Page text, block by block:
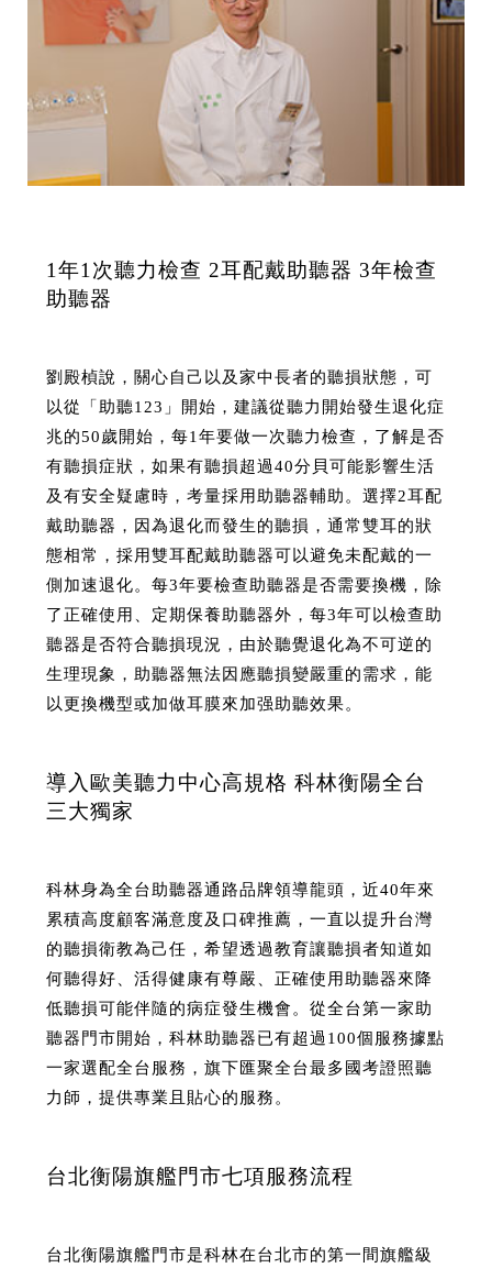
1年1次聽力檢查 2耳配戴助聽器 3年檢查
助聽器
劉殿楨說，關心自己以及家中長者的聽損狀態，可
以從「助聽123」開始，建議從聽力開始發生退化症
兆的50歲開始，每1年要做一次聽力檢查，了解是否
有聽損症狀，如果有聽損超過40分貝可能影響生活
及有安全疑慮時，考量採用助聽器輔助。選擇2耳配
戴助聽器，因為退化而發生的聽損，通常雙耳的狀
態相常，採用雙耳配戴助聽器可以避免未配戴的一
側加速退化。每3年要檢查助聽器是否需要換機，除
了正確使用、定期保養助聽器外，每3年可以檢查助
聽器是否符合聽損現況，由於聽覺退化為不可逆的
生理現象，助聽器無法因應聽損變嚴重的需求，能
以更換機型或加做耳膜來加强助聽效果。
導入歐美聽力中心高規格 科林衡陽全台
三大獨家
科林身為全台助聽器通路品牌領導龍頭，近40年來
累積高度顧客滿意度及口碑推薦，一直以提升台灣
的聽損衛教為己任，希望透過教育讓聽損者知道如
何聽得好、活得健康有尊嚴、正確使用助聽器來降
低聽損可能伴隨的病症發生機會。從全台第一家助
聽器門市開始，科林助聽器已有超過100個服務據點
一家選配全台服務，旗下匯聚全台最多國考證照聽
力師，提供專業且貼心的服務。
台北衡陽旗艦門市七項服務流程
台北衡陽旗艦門市是科林在台北市的第一間旗艦級